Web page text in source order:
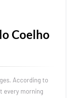
Coelho
According to
every morning